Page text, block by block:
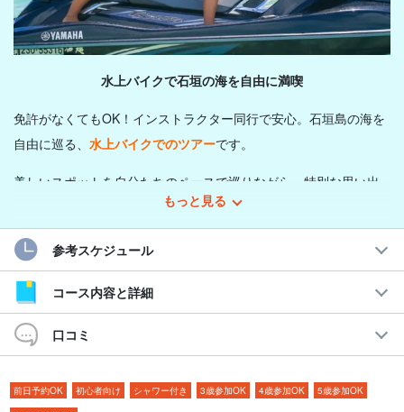
水上バイクで石垣の海を自由に満喫
免許がなくてもOK！インストラクター同行で安心。石垣島の海を
自由に巡る、 水上バイクでのツアーです。
美しいスポットを自分たちのペースで巡りながら、特別な思い出
おすすめポイント
◆
前日予約OK！
◆行き先は自由選択可能！
◆
シュノーケリング機材レンタル無料
◆ガイド同行で初心者でも安心のサポート
もっと見る
参考スケジュール
コース内容と詳細
口コミ
前日予約OK 初心者向け シャワー付き 3歳参加OK 4歳参加OK
5歳参加OK